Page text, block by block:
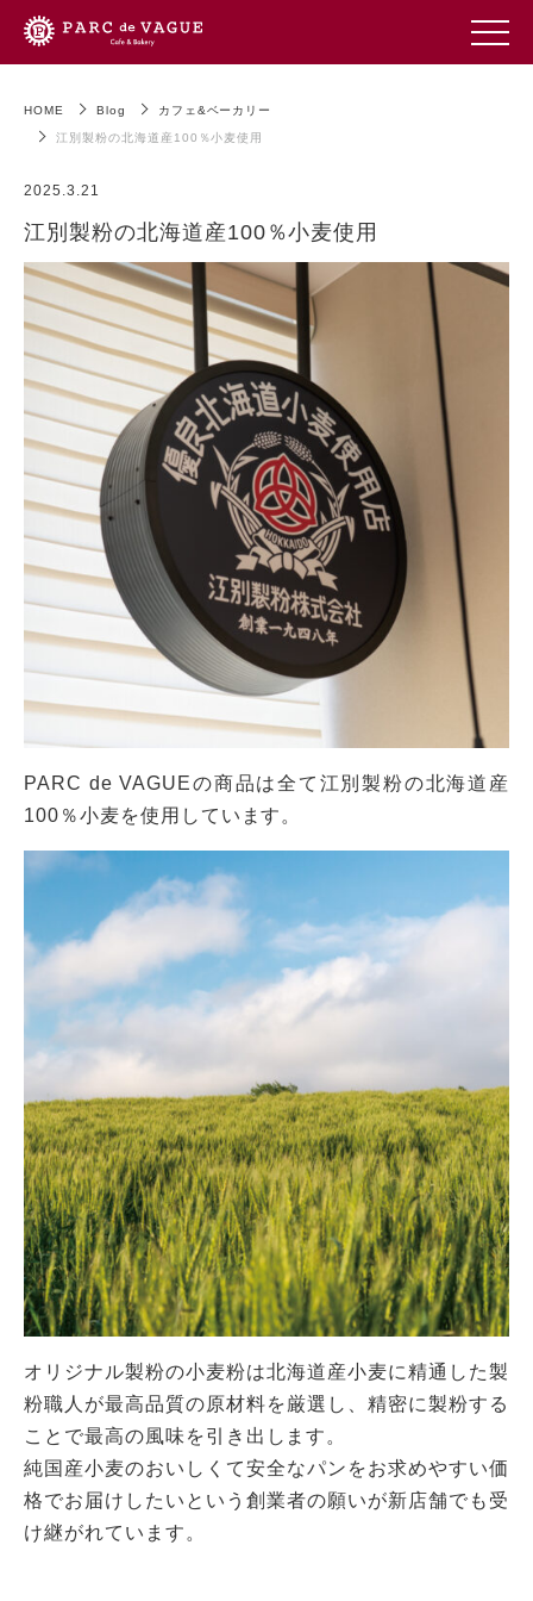
HOME Blog カフェ&ベーカリー
江別製粉の北海道産100％小麦使用
2025.3.21
江別製粉の北海道産100％小麦使用
PARC de VAGUEの商品は全て江別製粉の北海道産
100％小麦を使用しています。
オリジナル製粉の小麦粉は北海道産小麦に精通した製
粉職人が最高品質の原材料を厳選し、精密に製粉する
ことで最高の風味を引き出します。
純国産小麦のおいしくて安全なパンをお求めやすい価
格でお届けしたいという創業者の願いが新店舗でも受
け継がれています。